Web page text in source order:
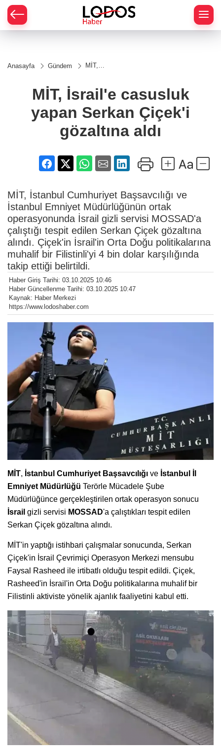
Anasayfa Gündem
MİT,
yapan
Serkan
gözaltına
aldı
MİT, İsrail'e casusluk
yapan Serkan Çiçek'i
gözaltına aldı
MİT, İstanbul Cumhuriyet Başsavcılığı ve
İstanbul Emniyet Müdürlüğünün ortak
operasyonunda İsrail gizli servisi MOSSAD'a
çalıştığı tespit edilen Serkan Çiçek gözaltına
alındı. Çiçek'in İsrail'in Orta Doğu politikalarına
muhalif bir Filistinli'yi 4 bin dolar karşılığında
takip ettiği belirtildi.
Haber Giriş Tarihi: 03.10.2025 10:46
Haber Güncellenme Tarihi: 03.10.2025 10:47
Kaynak: Haber Merkezi
https://www.lodoshaber.com
MİT, İstanbul Cumhuriyet Başsavcılığı ve İstanbul İl
Emniyet Müdürlüğü Terörle Mücadele Şube
Müdürlüğünce gerçekleştirilen ortak operasyon sonucu
İsrail gizli servisi MOSSAD'a çalıştıkları tespit edilen
Serkan Çiçek gözaltına alındı.
MİT'in yaptığı istihbari çalışmalar sonucunda, Serkan
Çiçek'in İsrail Çevrimiçi Operasyon Merkezi mensubu
Faysal Rasheed ile irtibatlı olduğu tespit edildi. Çiçek,
Rasheed'in İsrail'in Orta Doğu politikalarına muhalif bir
Filistinli aktiviste yönelik ajanlık faaliyetini kabul etti.